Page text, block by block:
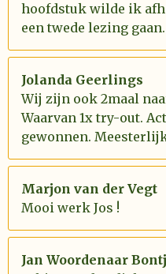
hoofdstuk wilde ik
een twede lezing gaan.
Jolanda Geerlings
Wij zijn ook 2maal
Waarvan 1x try-out.
gewonnen.
Marjon van der Vegt
Mooi werk Jos !
Jan Woordenaar